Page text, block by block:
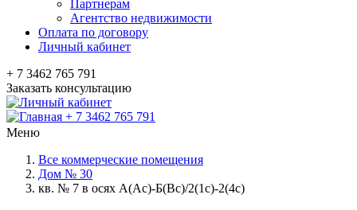
Партнерам
Агентство недвижимости
Оплата по договору
Личный кабинет
+ 7 3462 765 791
Заказать консультацию
+ 7 3462 765 791
Меню
Все коммерческие помещения
Дом № 30
кв. № 7 в осях А(Ас)-Б(Вс)/2(1с)-2(4с)